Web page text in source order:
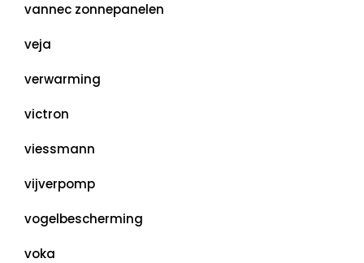
vannec zonnepanelen
veja
verwarming
victron
viessmann
vijverpomp
vogelbescherming
voka